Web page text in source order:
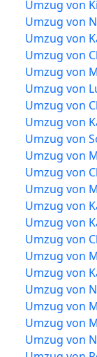
Umzug von
Umzug von
Umzug von
Umzug von
Umzug von
Umzug von
Umzug von
Umzug von
Umzug von
Umzug von
Umzug von
Umzug von
Umzug von
Umzug von
Umzug von
Umzug von
Umzug von
Umzug von
Umzug von
Umzug von
Umzug von